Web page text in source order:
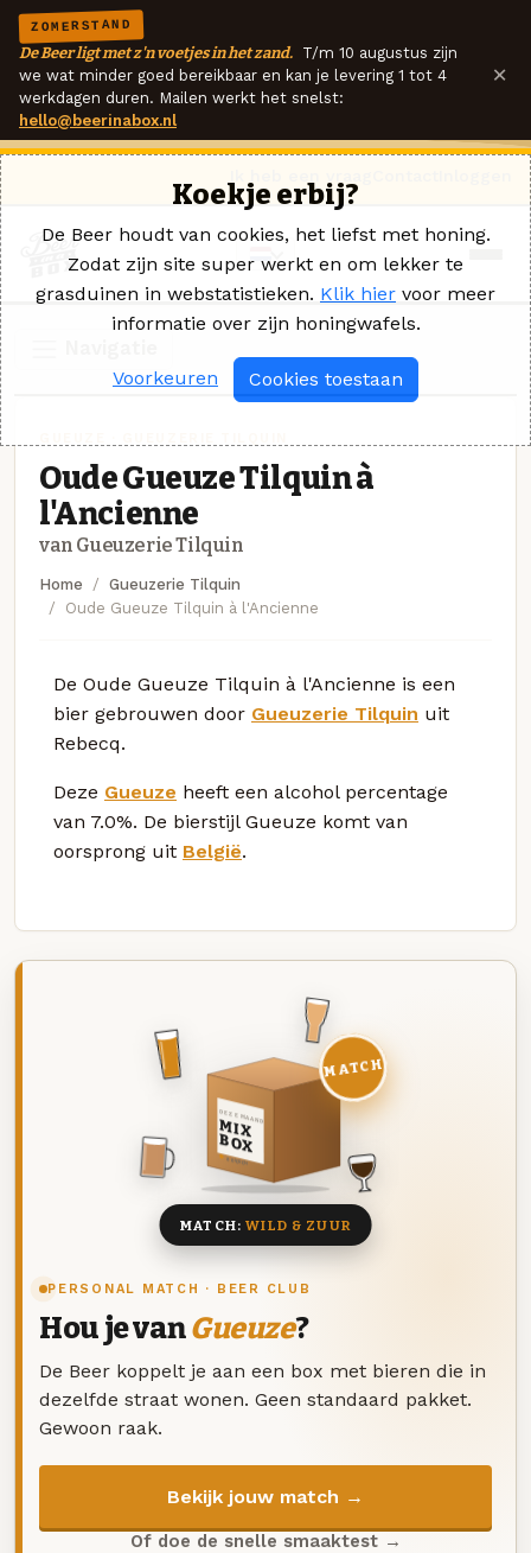
ZOMERSTAND
De Beer ligt met z'n voetjes in het zand. T/m 10 augustus zijn
we wat minder goed bereikbaar en kan je levering 1 tot 4
werkdagen duren. Mailen werkt het snelst:
hello@beerinabox.nl
×
Oude Gueuze Tilquin à
l'Ancienne
van Gueuzerie Tilquin
Home
Gueuzerie Tilquin
Oude Gueuze Tilquin à l'Ancienne
De Oude Gueuze Tilquin à l'Ancienne is een
bier gebrouwen door Gueuzerie Tilquin uit
Rebecq.
Deze Gueuze heeft een alcohol percentage
van 7.0%. De bierstijl Gueuze komt van
oorsprong uit België.
PERSONAL MATCH · BEER CLUB
Hou je vanGueuze?
De Beer koppelt je aan een box met bieren die in
dezelfde straat wonen. Geen standaard pakket.
Gewoon raak.
Bekijk jouw match →
Of doe de snelle smaaktest →
DEZE MAAND
MIX
BOX
8 BIEREN
MATCH
MATCH:WILD & ZUUR
Koekje erbij?
De Beer houdt van cookies, het liefst met honing.
Zodat zijn site super werkt en om lekker te
grasduinen in webstatistieken. Klik hier voor meer
informatie over zijn honingwafels.
Voorkeuren Cookies toestaan